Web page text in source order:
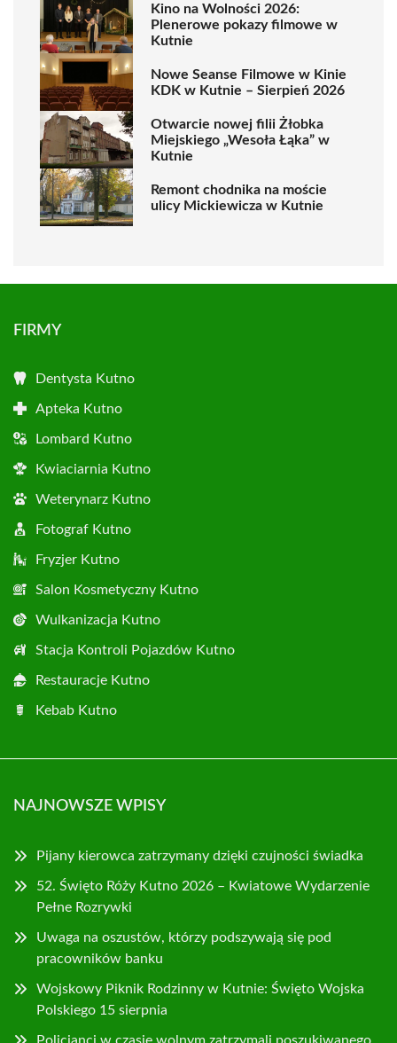
Kino na Wolności 2026:
Plenerowe pokazy filmowe w
Kutnie
Nowe Seanse Filmowe w Kinie
KDK w Kutnie – Sierpień 2026
Otwarcie nowej filii Żłobka
Miejskiego „Wesoła Łąka” w
Kutnie
Remont chodnika na moście
ulicy Mickiewicza w Kutnie
FIRMY
Dentysta Kutno
Apteka Kutno
Lombard Kutno
Kwiaciarnia Kutno
Weterynarz Kutno
Fotograf Kutno
Fryzjer Kutno
Salon Kosmetyczny Kutno
Wulkanizacja Kutno
Stacja Kontroli Pojazdów Kutno
Restauracje Kutno
Kebab Kutno
NAJNOWSZE WPISY
Pijany kierowca zatrzymany dzięki czujności świadka
52. Święto Róży Kutno 2026 – Kwiatowe Wydarzenie
Pełne Rozrywki
Uwaga na oszustów, którzy podszywają się pod
pracowników banku
Wojskowy Piknik Rodzinny w Kutnie: Święto Wojska
Polskiego 15 sierpnia